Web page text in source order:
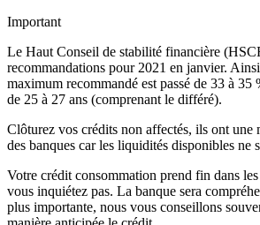
Important
Le Haut Conseil de stabilité financière
recommandations pour 2021 en janvier.
maximum recommandé est passé de 33 à 35
de 25 à 27 ans (comprenant le différé).
Clôturez vos crédits non affectés, ils ont une
des banques car les liquidités disponibles ne
Votre crédit consommation prend fin dans
vous inquiétez pas. La banque sera
plus importante, nous vous conseillons